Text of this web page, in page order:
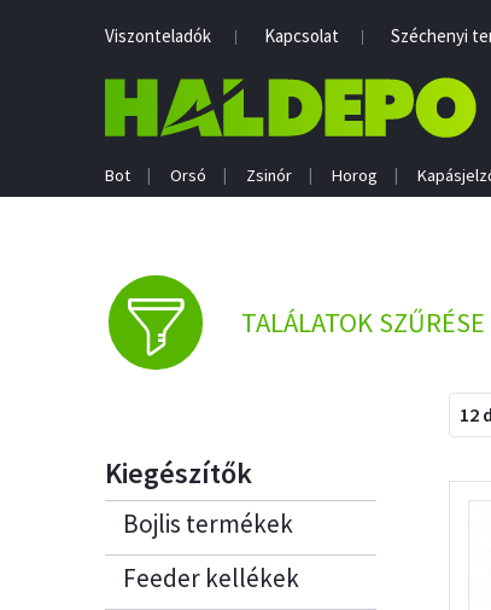
Viszonteladók Kapcsolat Széchenyi
Bot Orsó Zsinór Horog
TALÁLATOK SZŰRÉSE
Kiegészítők
Bojlis termékek
Feeder kellékek
12